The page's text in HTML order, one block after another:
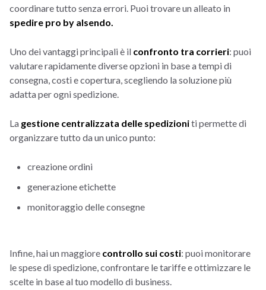
coordinare tutto senza errori. Puoi trovare un alleato in
spedire pro by alsendo.
Uno dei vantaggi principali è il confronto tra corrieri: puoi
valutare rapidamente diverse opzioni in base a tempi di
consegna, costi e copertura, scegliendo la soluzione più
adatta per ogni spedizione.
La gestione centralizzata delle spedizioniti permette di
organizzare tutto da un unico punto:
creazione ordini
generazione etichette
monitoraggio delle consegne
Infine, hai un maggiore controllo sui costi: puoi monitorare
le spese di spedizione, confrontare le tariffe e ottimizzare le
scelte in base al tuo modello di business.